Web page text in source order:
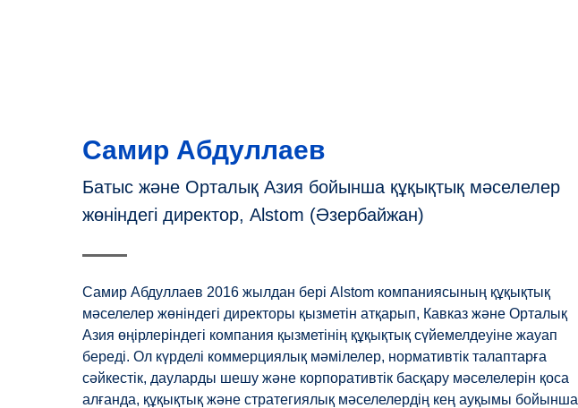
Самир Абдуллаев
Батыс және Орталық Азия бойынша құқықтық мәселелер
жөніндегі директор, Alstom (Әзербайжан)
Самир Абдуллаев 2016 жылдан бері Alstom компаниясының құқықтық
мәселелер жөніндегі директоры қызметін атқарып, Кавказ және Орталық
Азия өңірлеріндегі компания қызметінің құқықтық сүйемелдеуіне жауап
береді. Ол күрделі коммерциялық мәмілелер, нормативтік талаптарға
сәйкестік, дауларды шешу және корпоративтік басқару мәселелерін қоса
алғанда, құқықтық және стратегиялық мәселелердің кең ауқымы бойынша